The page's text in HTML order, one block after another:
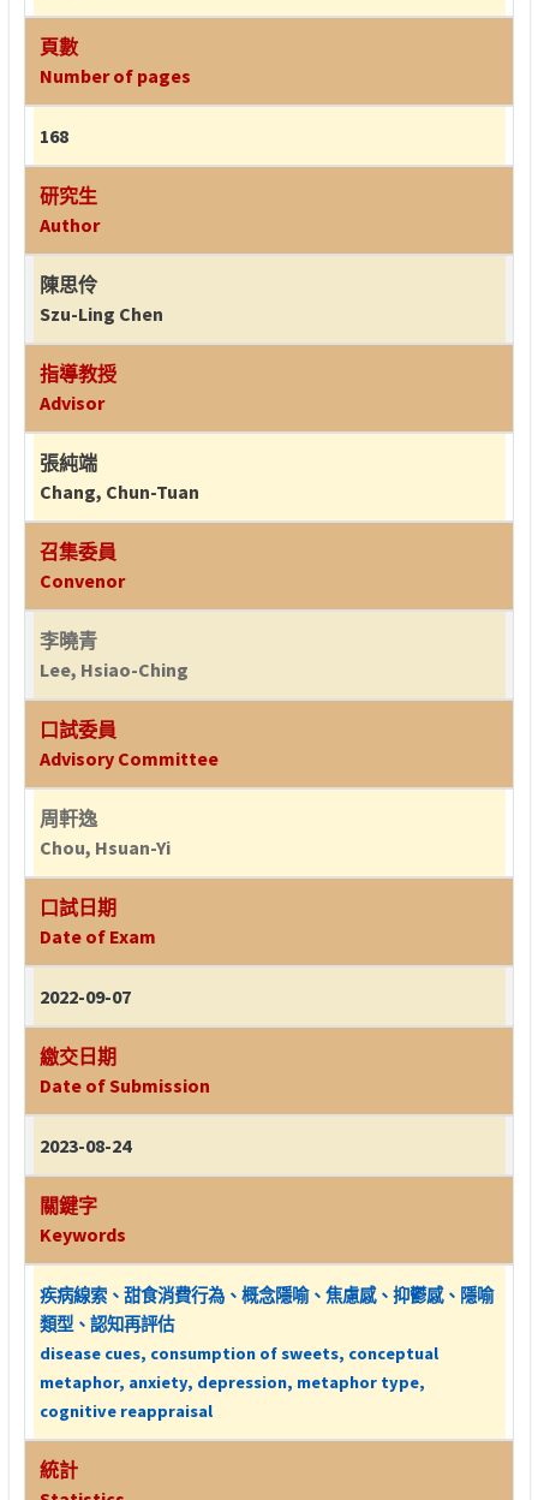
頁數
Number of pages
168
研究生
Author
陳思伶
Szu-Ling Chen
指導教授
Advisor
張純端
Chang, Chun-Tuan
召集委員
Convenor
李曉青
Lee, Hsiao-Ching
口試委員
Advisory Committee
周軒逸
Chou, Hsuan-Yi
口試日期
Date of Exam
2022-09-07
繳交日期
Date of Submission
2023-08-24
關鍵字
Keywords
疾病線索、甜食消費行為、概念隱喻、焦慮感、抑鬱感、隱喻
類型、認知再評估
disease cues, consumption of sweets, conceptual
metaphor, anxiety, depression, metaphor type,
cognitive reappraisal
統計